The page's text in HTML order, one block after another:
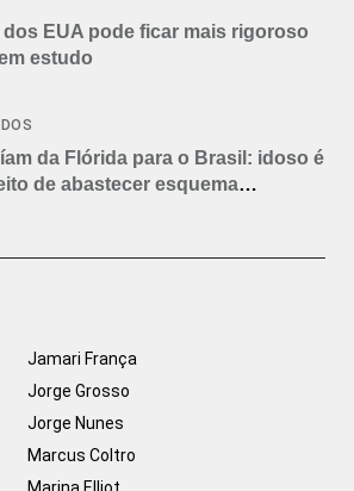
EUA pode ficar mais rigoroso
estudo
da Flórida para o Brasil: idoso é
de abastecer esquema
Jamari França
Jorge Grosso
Jorge Nunes
Marcus Coltro